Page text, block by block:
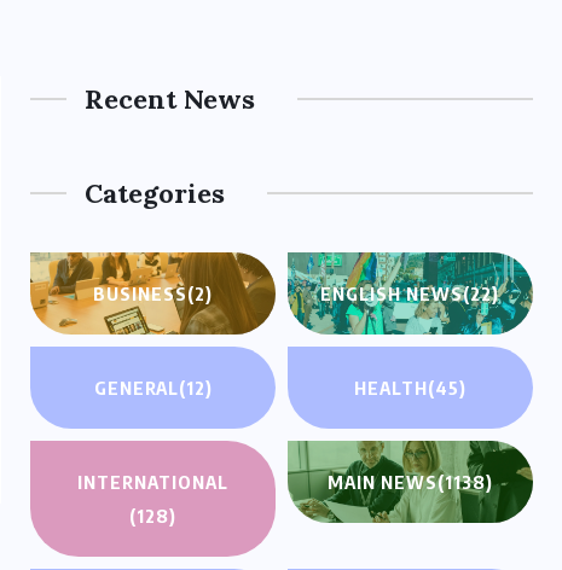
Recent News
Categories
BUSINESS(2) ENGLISH NEWS(22)
GENERAL(12) HEALTH(45)
INTERNATIONAL
(128)
MAIN NEWS(1138)